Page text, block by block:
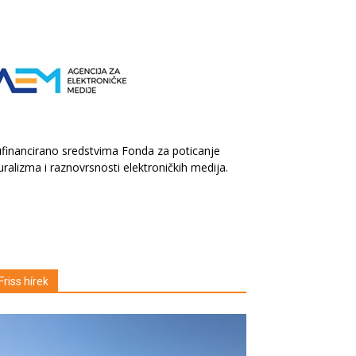
sredstvima Fonda za poticanje
i raznovrsnosti elektroničkih medija.
Friss hírek